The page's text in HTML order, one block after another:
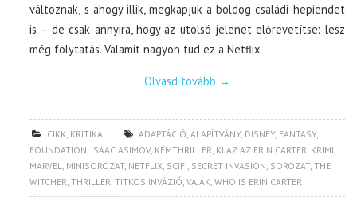
változnak, s ahogy illik, megkapjuk a boldog családi hepiendet
is – de csak annyira, hogy az utolsó jelenet előrevetítse: lesz
még folytatás. Valamit nagyon tud ez a Netflix.
Olvasd tovább →
CIKK KRITIKA ADAPTÁCIÓ ,ALAPÍTVÁNY, DISNEY, FANTASY,
FOUNDATION ISAAC ASIMOV, KÉMTHRILLER KI AZ AZ ERIN CARTER KRIMI
MARVEL
MINISOROZAT, NETFLIX SCIFI SECRET INVASION SOROZAT,THE
WITCHER ,THRILLER ,TITKOS INVÁZIÓ ,VAJÁK ,WHO IS ERIN CARTER